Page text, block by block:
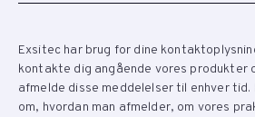
Exsitec har brug for dine
kontakte dig angående vores produkter
afmelde disse meddelelser til enhver tid.
om, hvordan man afmelder, om vores